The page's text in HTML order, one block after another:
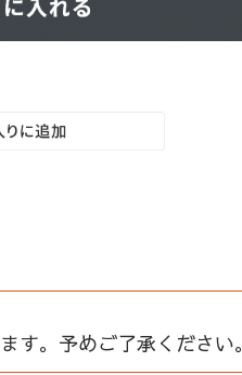
。予めご了承ください。